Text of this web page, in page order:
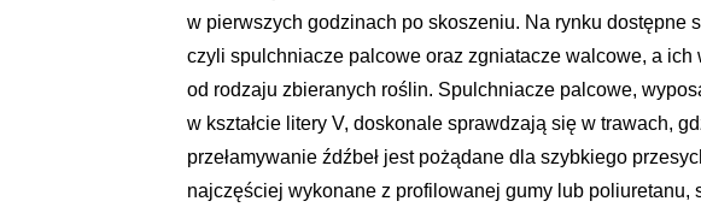
w pierwszych godzinach po skoszeniu. Na rynku dostępne
czyli spulchniacze palcowe oraz zgniatacze walcowe, a
od rodzaju zbieranych roślin. Spulchniacze palcowe,
w kształcie litery V, doskonale sprawdzają się w trawach,
przełamywanie źdźbeł jest pożądane dla szybkiego
najczęściej wykonane z profilowanej gumy lub poliuretanu,